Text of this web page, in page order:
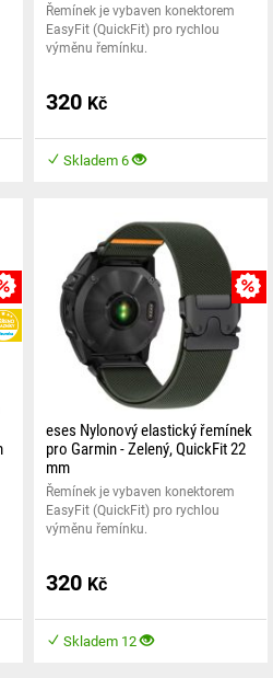
Řemínek je vybaven konektorem
EasyFit (QuickFit) pro rychlou
výměnu řemínku.
320 Kč
Skladem 6
MNOŽSTEVNÍ SLEVA
HEUREKA
eses Nylonový elastický řemínek
pro Garmin - Zelený, QuickFit 22
mm
Řemínek je vybaven konektorem
EasyFit (QuickFit) pro rychlou
výměnu řemínku.
320 Kč
Skladem 12